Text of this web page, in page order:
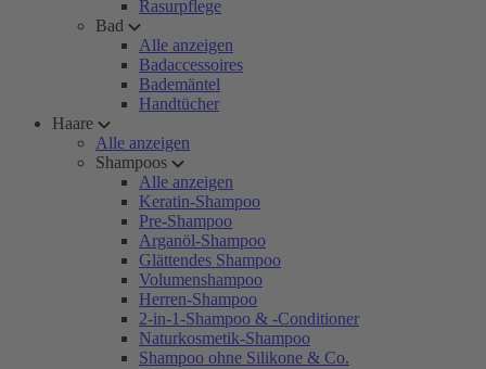
Rasurpflege
Bad
Alle anzeigen
Badaccessoires
Bademäntel
Handtücher
Haare
Alle anzeigen
Shampoos
Alle anzeigen
Keratin-Shampoo
Pre-Shampoo
Arganöl-Shampoo
Glättendes Shampoo
Volumenshampoo
Herren-Shampoo
2-in-1-Shampoo & -Conditioner
Naturkosmetik-Shampoo
Shampoo ohne Silikone & Co.